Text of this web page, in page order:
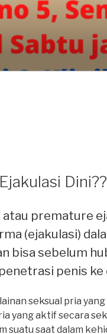
atau premature
(ejakulasi)
bisa sebelum
penis ke
seksual pria
yang aktif secara
suatu saat dalam